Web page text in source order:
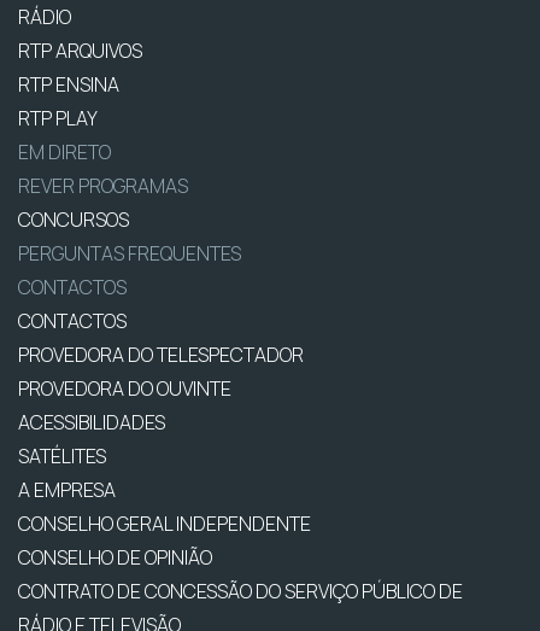
RÁDIO
RTP ARQUIVOS
RTP ENSINA
RTP PLAY
EM DIRETO
REVER PROGRAMAS
CONCURSOS
PERGUNTAS FREQUENTES
CONTACTOS
CONTACTOS
PROVEDORA DO TELESPECTADOR
PROVEDORA DO OUVINTE
ACESSIBILIDADES
SATÉLITES
A EMPRESA
CONSELHO GERAL INDEPENDENTE
CONSELHO DE OPINIÃO
CONTRATO DE CONCESSÃO DO SERVIÇO PÚBLICO DE
RÁDIO E TELEVISÃO